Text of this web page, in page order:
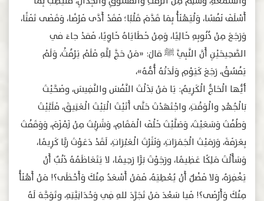
أَسْلَفَ نَفْسًا، وَلْيَهْنَأْ بِمَا قَدَّمَ قَلْبًا؛ فَقَدْ أَدَّى فَرْضًا، وَقَضَى تَفَثًا،
وَرَجَعَ مِنْ ذُنُوبِهِ خَالِيًا، وَمِنْ خَطَايَاهُ خَاوِيًا، فَقدْ جاءَ في
الصَّحِيحَيْنِ أَنَّ النَّبِيَّ ﷺ قالَ: «مَنْ حَجَّ لِلَّهِ فَلَمْ يَرْفُثْ، وَلَمْ
يَفْسُقْ، رَجَعَ كَيَوْمِ وَلَدَتْهُ أُمُّهُ»،
أيُّها الْحَاجُّ الْكَرِيمُ: يَا مَنْ بَذَلْتَ النَّفْسَ والنَّفِيسَ، وضَحَّيْتَ
بَالْجُهْدِ والْوَقْتِ، واجْتَهَدْتَ حَتَّى أَتَيْتَ الْبَيْتَ الْعَتِيقَ، فَلَبَّيْتَ
وَطُفْتَ وَسَعَيْتَ، وَصَلَّيْتَ خَلْفَ الْمَقَامِ، وَشَرِبْتَ مِنْ زَمْزَمَ، وَوَقَفْتَ
بِعَرَفَةَ، وَرَمَيْتَ الْجَمَرَاتِ، وَنَثَرْتَ الْعَبْرَاتِ، لَقَدْ دَعَوْتَ ربًّا كَرِيمًا،
وَسَأَلْتَ مَلِكًا عَظِيمًا، ورَجَوْتَ بَرًّا رَحِيمًا، لا يَتَعَاظَمُهُ ذَنْبٌ أَنْ
يَغْفِرَهُ، وَلا فَضْلٌ أَنْ يُعْطِيَهُ، فَمَنْ أَسْعَدُ مِنْكَ وَأَحْظَى؟! مَنْ أَهْنَأُ
مِنْكَ وَأَرْضَى؟! فَيا سَعْدَ مَنْ تَجَرَّدَ للهِ فِي وَحْدَانِيَّتِهِ، وتَوَجَّهَ لَهُ